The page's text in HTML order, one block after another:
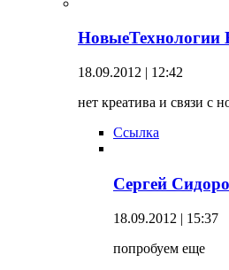
НовыеТехнологии
18.09.2012 | 12:42
нет креатива и связи с
Ссылка
Сергей
18.09.2012 | 15:37
попробуем еще